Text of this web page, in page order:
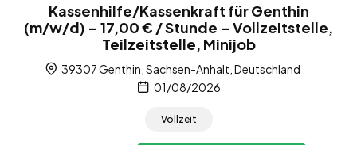
Kassenhilfe/Kassenkraft für Genthin
(m/w/d) – 17,00 € / Stunde – Vollzeitstelle,
Teilzeitstelle, Minijob
39307 Genthin, Sachsen-Anhalt, Deutschland
01/08/2026
Vollzeit